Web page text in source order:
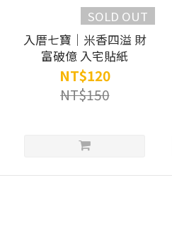
SOLD OUT
入厝七寶｜米香四溢 財
富破億 入宅貼紙
NT$120
NT$150